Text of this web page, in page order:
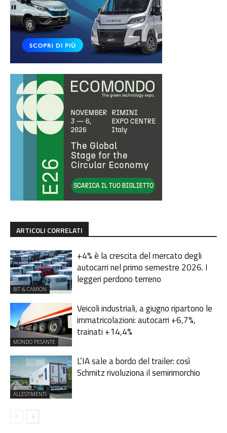
ARTICOLI CORRELATI
BIT & CAMION
+4% è la crescita del mercato degli
autocarri nel primo semestre 2026. I
leggeri perdono terreno
MONDO PESANTE
Veicoli industriali, a giugno ripartono le
immatricolazioni: autocarri +6,7%,
trainati +14,4%
ALLESTIMENTI
L’IA sale a bordo del trailer: così
Schmitz rivoluziona il semirimorchio